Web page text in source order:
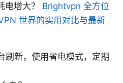
电增大？ Brightvpn 全方位
世界的实用对比与最新
刷新，使用省电模式，定期